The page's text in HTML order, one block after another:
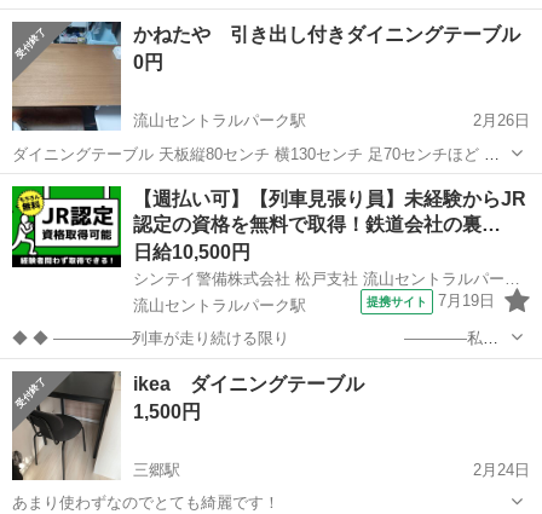
ズ：幅150×奥行80×高さ70cm 素材：天然木（ビーチ） 重量：約30kg
カラー：ミドルブラウン 購入して3年ほど使用しまし...
千葉 流山市 流山セントラルパーク駅 テーブル
ダイニング
かねたや 引き出し付きダイニングテーブル
0円
流山セントラルパーク駅
2月26日
ダイニングテーブル 天板縦80センチ 横130センチ 足70センチほど 引
き出し付きです 大体です 新品購入しました。使用年数は1年なので物
自体はまだ長く持つと思います 重さがあるの2人以上で来ていたいた
ほうがいいと思います...
千葉 流山市 流山セントラルパーク駅 テーブル
チャイルド
【週払い可】【列車見張り員】未経験からJR
認定の資格を無料で取得！鉄道会社の裏…
日給10,500円
流山セントラルパーク駅
提携サイト 7月19日
◆ ◆ ―――――列車が走り続ける限り ――――私た
ちも走り続ける。 「★それが列車見張り員です★」 自己負担０で資格
を取得しよう！ 未経験からプロの「列車見張り員」に なりませんか？
※資格取得までは...
千葉 流山市 流山セントラルパーク駅
ikea ダイニングテーブル
1,500円
三郷駅
2月24日
あまり使わずなのでとても綺麗です！